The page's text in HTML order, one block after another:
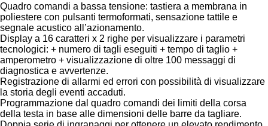
Quadro comandi a bassa tensione: tastiera a membrana in
poliestere con pulsanti termoformati, sensazione tattile e
segnale acustico all’azionamento.
Display a 16 caratteri x 2 righe per visualizzare i parametri
tecnologici: + numero di tagli eseguiti + tempo di taglio +
amperometro + visualizzazione di oltre 100 messaggi di
diagnostica e avvertenze.
Registrazione di allarmi ed errori con possibilità di visualizzare
la storia degli eventi accaduti.
Programmazione dal quadro comandi dei limiti della corsa
della testa in base alle dimensioni delle barre da tagliare.